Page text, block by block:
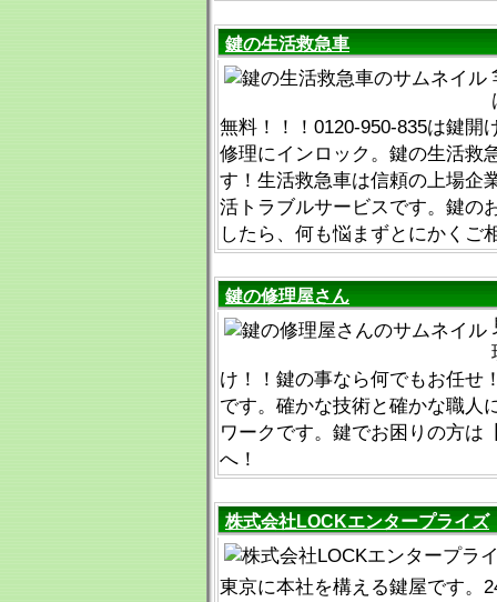
鍵の生活救急車
無料！！！0120-950-835は鍵開
修理にインロック。鍵の生活救
す！生活救急車は信頼の上場企
活トラブルサービスです。鍵の
したら、何も悩まずとにかくご
鍵の修理屋さん
け！！鍵の事なら何でもお任せ
です。確かな技術と確かな職人
ワークです。鍵でお困りの方は
へ！
株式会社LOCKエンタープライズ
東京に本社を構える鍵屋です。